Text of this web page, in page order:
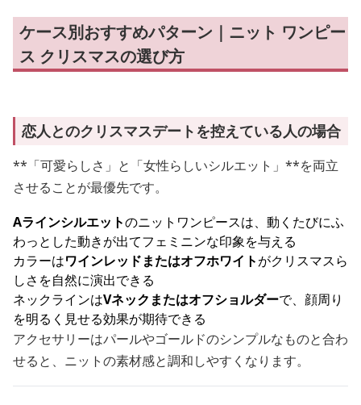
ケース別おすすめパターン｜ニット ワンピー
ス クリスマスの選び方
恋人とのクリスマスデートを控えている人の場合
**「可愛らしさ」と「女性らしいシルエット」**を両立
させることが最優先です。
Aラインシルエットのニットワンピースは、動くたびにふ
わっとした動きが出てフェミニンな印象を与える
カラーはワインレッドまたはオフホワイトがクリスマスら
しさを自然に演出できる
ネックラインはVネックまたはオフショルダーで、顔周り
を明るく見せる効果が期待できる
アクセサリーはパールやゴールドのシンプルなものと合わ
せると、ニットの素材感と調和しやすくなります。